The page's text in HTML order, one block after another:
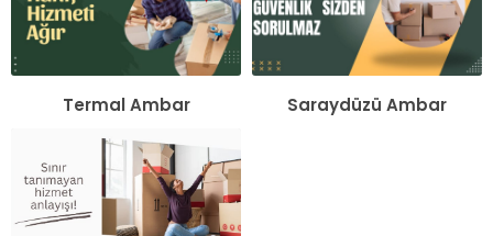
Termal Ambar Saraydüzü Ambar